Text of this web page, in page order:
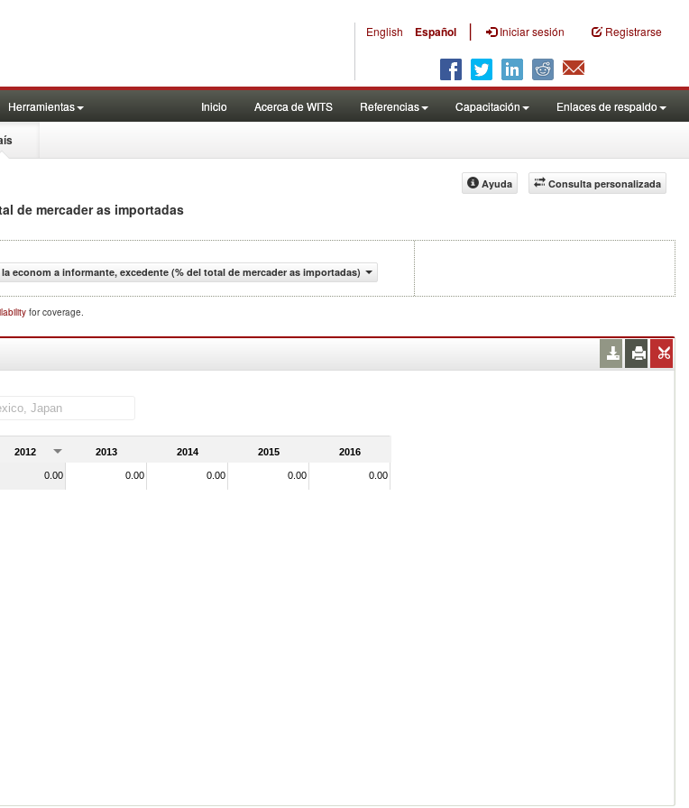
English Español | Iniciar sesión Registrarse
Herramientas Inicio Acerca de WITS Referencias Capacitación Enlaces de respaldo
Consulta personalizada
Ayuda
de mercader as importadas
econom a informante, excedente (% del total de mercader as importadas)
for coverage.
2012 2013 2014 2015 2016
0.00 0.00 0.00 0.00 0.00